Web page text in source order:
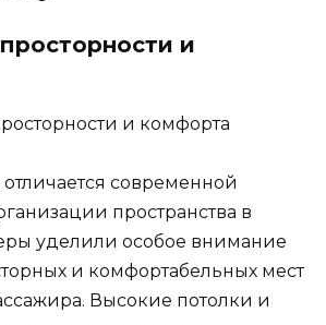
и
современной
пространства в
уделили особое внимание
и комфортабельных мест
Высокие потолки и